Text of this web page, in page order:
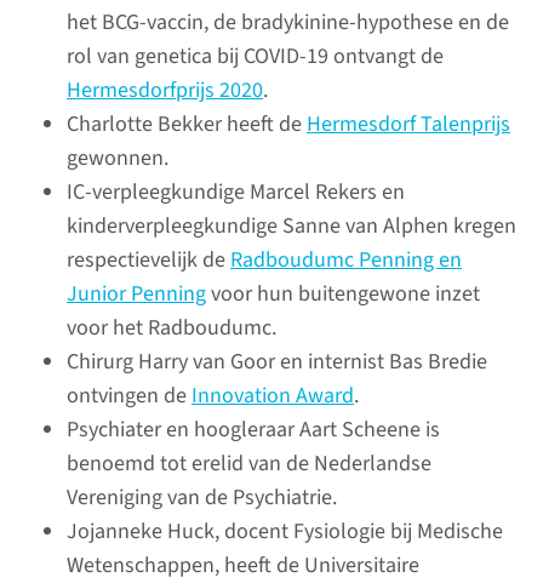
het BCG-vaccin, de bradykinine-hypothese en de
rol van genetica bij COVID-19 ontvangt de
Hermesdorfprijs 2020.
Charlotte Bekker heeft deHermesdorf Talenprijs
gewonnen.
IC-verpleegkundige Marcel Rekers en
kinderverpleegkundige Sanne van Alphen kregen
respectievelijk deRadboudumc Penning en
Junior Penningvoor hun buitengewone inzet
voor het Radboudumc.
Chirurg Harry van Goor en internist Bas Bredie
ontvingen deInnovation Award.
Psychiater en hoogleraar Aart Scheene is
benoemd tot erelid van de Nederlandse
Vereniging van de Psychiatrie.
Jojanneke Huck, docent Fysiologie bij Medische
Wetenschappen, heeft de Universitaire
Corona en onderzoek
De coronacrisis en maatregelen
om de verspreiding van het
virus tegen te gaan, hebben in
2021 impact gehad op onze
onderzoek.
lees meer
De patiënt betrekken
bij onderzoek